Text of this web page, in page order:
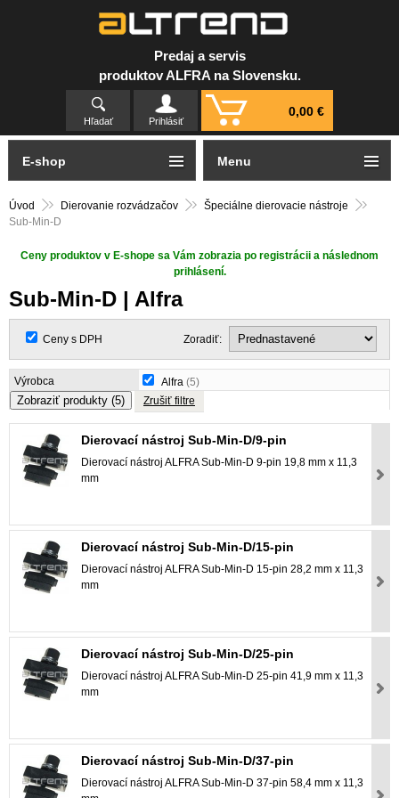
Predaj a servis
produktov ALFRA na Slovensku.
Hľadať Prihlásiť
0,00 €
Úvod Dierovanie rozvádzačov
Špeciálne dierovacie nástroje
Sub-Min-D
Ceny produktov v E-shope sa Vám zobrazia po registrácii a následnom
prihlásení.
Sub-Min-D | Alfra
Ceny s DPH Zoradiť:
Výrobca Alfra (5)
Zobraziť produkty (5) Zrušiť filtre
Dierovací nástroj Sub-Min-D/9-pin
Dierovací nástroj ALFRA Sub-Min-D 9-pin 19,8 mm x 11,3
mm
Dierovací nástroj Sub-Min-D/15-pin
Dierovací nástroj ALFRA Sub-Min-D 15-pin 28,2 mm x 11,3
mm
Dierovací nástroj Sub-Min-D/25-pin
Dierovací nástroj ALFRA Sub-Min-D 25-pin 41,9 mm x 11,3
mm
Dierovací nástroj Sub-Min-D/37-pin
Dierovací nástroj ALFRA Sub-Min-D 37-pin 58,4 mm x 11,3
E-shop Menu